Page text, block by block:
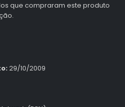
que compraram este produto
29/10/2009